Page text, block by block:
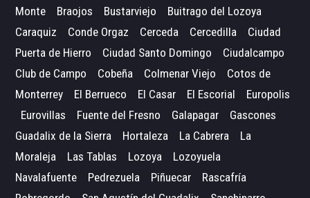
Monte
Braojos Bustarviejo
Buitrago del Lozoya
Caraquiz
Conde Orgaz Cerceda Cercedilla
Ciudad
Puerta de Hierro
Ciudad Santo Domingo
Ciudalcampo
Club de Campo
Cobeña Colmenar Viejo
Cotos de
Monterrey
El Berrueco El Casar El Escorial
Europolis
Eurovillas
Fuente del Fresno Galapagar
Gascones
Guadalix de la Sierra
Hortaleza La Cabrera
La
Moraleja
Las Tablas Lozoya
Lozoyuela
Navalafuente
Pedrezuela Piñuecar
Rascafría